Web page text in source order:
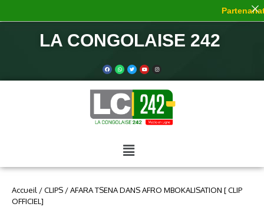
LA CONGOLAISE 242
Accueil /CLIPS /AFARA TSENA DANS AFRO MBOKALISATION [ CLIP
OFFICIEL]
Partenariat